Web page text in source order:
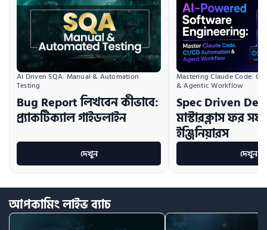
AI Driven SQA: Manual & Automation
Testing
Bug Report লিখবেন কীভাবে:
প্র্যাকটিক্যাল গাইডলাইন
দেখুন
Mastering Claude Code:
& Agentic Workflow
Spec Driven
মাস্টারক্লাস ফর
ইঞ্জিনিয়ারস
দেখুন
আপকামিংলাইভব্যাচ